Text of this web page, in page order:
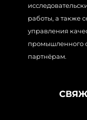
работы, а также
управления
промышленного
партнёрам.